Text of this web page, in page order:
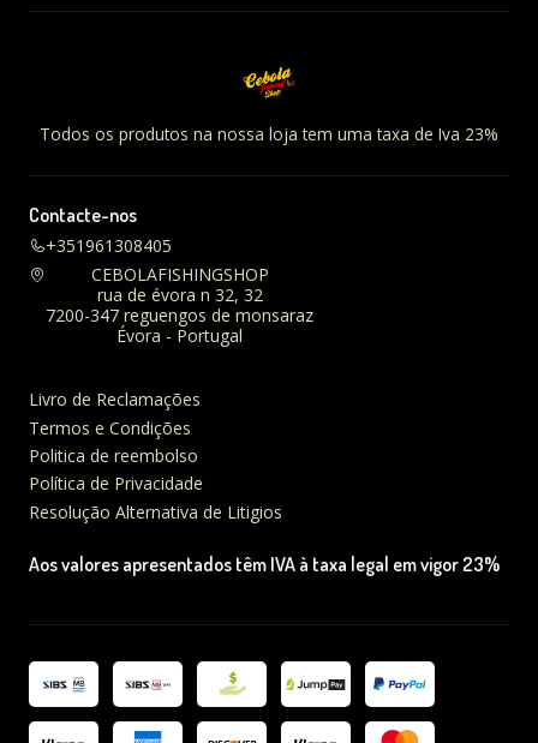
Todos os produtos na nossa loja tem uma taxa de Iva 23%
Contacte-nos
+351961308405
CEBOLAFISHINGSHOP
rua de évora n 32, 32
7200-347 reguengos de monsaraz
Évora - Portugal
Livro de Reclamações
Termos e Condições
Politica de reembolso
Política de Privacidade
Resolução Alternativa de Litigios
Aos valores apresentados têm IVA à taxa legal em vigor 23%